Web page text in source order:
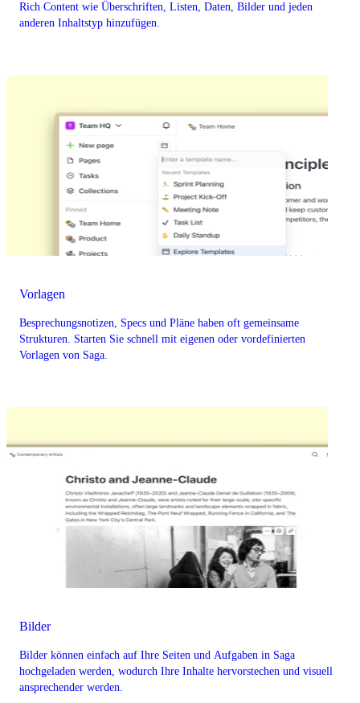
Rich Content wie Überschriften, Listen, Daten, Bilder und jeden
anderen Inhaltstyp hinzufügen.
Vorlagen
Besprechungsnotizen, Specs und Pläne haben oft gemeinsame
Strukturen. Starten Sie schnell mit eigenen oder vordefinierten
Vorlagen von Saga.
Bilder
Bilder können einfach auf Ihre Seiten und Aufgaben in Saga
hochgeladen werden, wodurch Ihre Inhalte hervorstechen und visuell
ansprechender werden.